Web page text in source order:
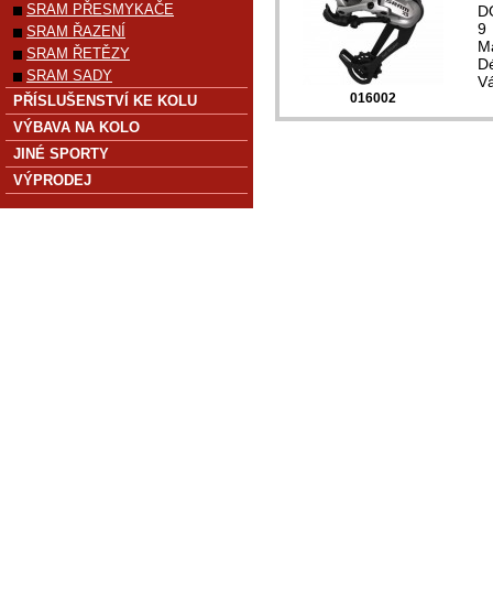
016002
9
SRAM PŘESMYKAČE
SRAM ŘAZENÍ
SRAM ŘETĚZY
SRAM SADY
PŘÍSLUŠENSTVÍ KE KOLU
VÝBAVA NA KOLO
JINÉ SPORTY
VÝPRODEJ